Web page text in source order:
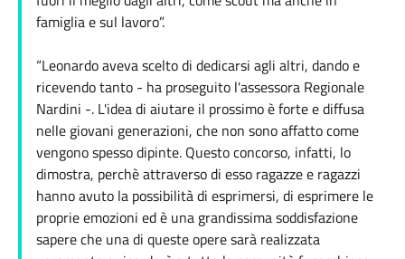
famiglia e sul lavoro”.
“Leonardo aveva scelto di dedicarsi agli altri, dando e
ricevendo tanto - ha proseguito l'assessora Regionale
Nardini -. L'idea di aiutare il prossimo è forte e diffusa
nelle giovani generazioni, che non sono affatto come
vengono spesso dipinte. Questo concorso, infatti, lo
dimostra, perchè attraverso di esso ragazze e ragazzi
hanno avuto la possibilità di esprimersi, di esprimere le
proprie emozioni ed è una grandissima soddisfazione
sapere che una di queste opere sarà realizzata